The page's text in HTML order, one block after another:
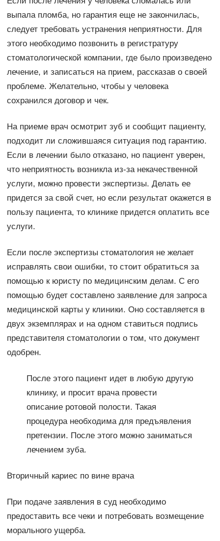
выпала пломба, но гарантия еще не закончилась,
следует требовать устранения неприятности. Для
этого необходимо позвонить в регистратуру
стоматологической компании, где было произведено
лечение, и записаться на прием, рассказав о своей
проблеме. Желательно, чтобы у человека
сохранился договор и чек.
На приеме врач осмотрит зуб и сообщит пациенту,
подходит ли сложившаяся ситуация под гарантию.
Если в лечении было отказано, но пациент уверен,
что неприятность возникла из-за некачественной
услуги, можно провести экспертизы. Делать ее
придется за свой счет, но если результат окажется в
пользу пациента, то клинике придется оплатить все
услуги.
Если после экспертизы стоматология не желает
исправлять свои ошибки, то стоит обратиться за
помощью к юристу по медицинским делам. С его
помощью будет составлено заявление для запроса
медицинской карты у клиники. Оно составляется в
двух экземплярах и на одном ставиться подпись
представителя стоматологии о том, что документ
одобрен.
После этого пациент идет в любую другую
клинику, и просит врача провести
описание ротовой полости. Такая
процедура необходима для предъявления
претензии. После этого можно заниматься
лечением зуба.
Вторичный кариес по вине врача
При подаче заявления в суд необходимо
предоставить все чеки и потребовать возмещение
морального ущерба.